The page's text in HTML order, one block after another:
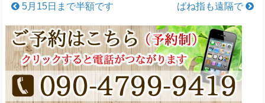
5月15日まで半額です ばね指も遠隔で